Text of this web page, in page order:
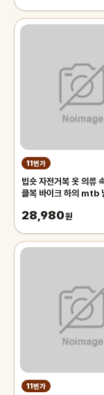
11번가
빕숏 자전거복 옷 의류
클복 바이크 하의 mtb
MTB
28,980원
11번가